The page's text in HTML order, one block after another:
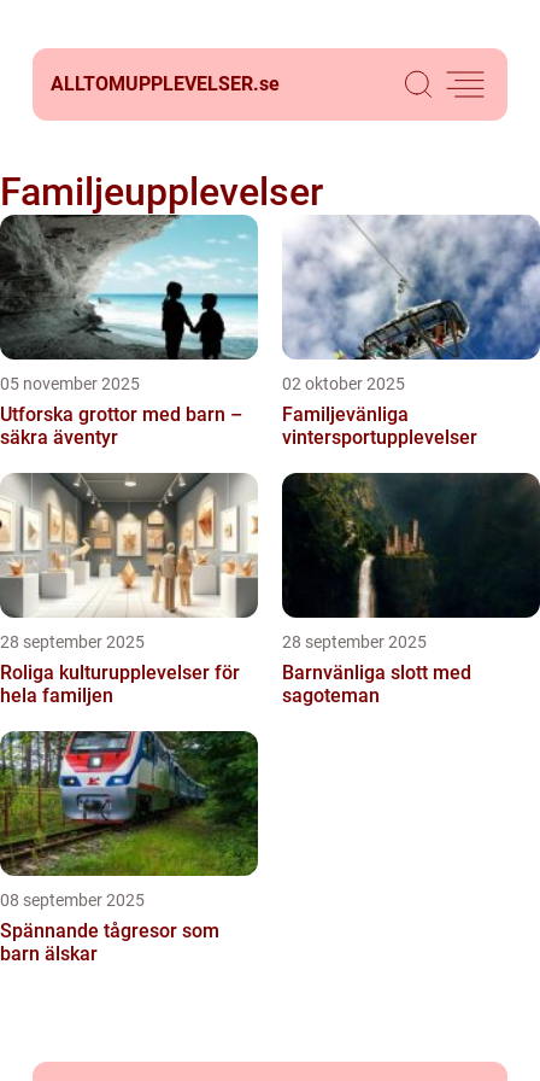
ALLTOMUPPLEVELSER.se
Familjeupplevelser
05 november 2025
Utforska grottor med barn –
säkra äventyr
02 oktober 2025
Familjevänliga
vintersportupplevelser
28 september 2025
Roliga kulturupplevelser för
hela familjen
28 september 2025
Barnvänliga slott med
sagoteman
08 september 2025
Spännande tågresor som
barn älskar